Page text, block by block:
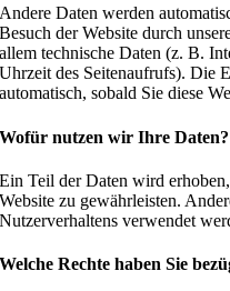
Andere Daten werden
Besuch der Website durch
allem technische Daten (z. B.
Uhrzeit des Seitenaufrufs). Die
automatisch, sobald Sie diese
Wofür nutzen wir Ihre Daten?
Ein Teil der Daten wird
Website zu gewährleisten.
Nutzerverhaltens verwendet
Welche Rechte haben Sie